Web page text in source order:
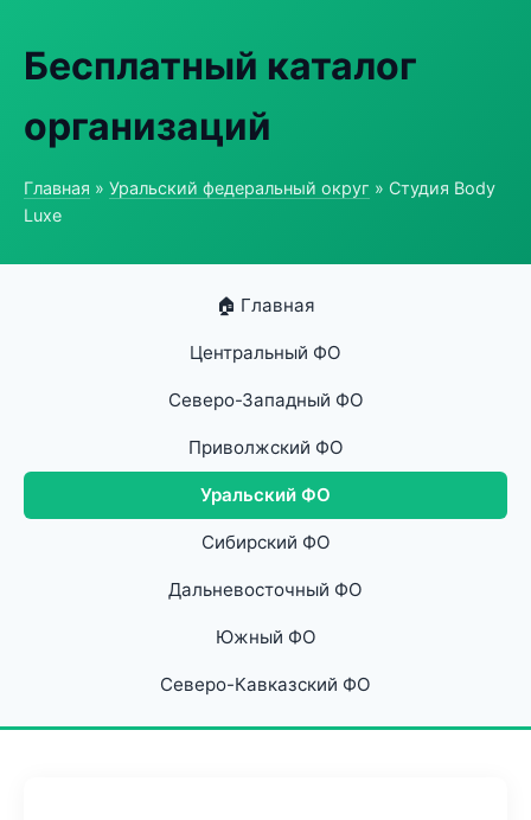
Бесплатный каталог
организаций
Главная » Уральский федеральный округ » Студия Body
Luxe
🏠 Главная
Центральный ФО
Северо-Западный ФО
Приволжский ФО
Уральский ФО
Сибирский ФО
Дальневосточный ФО
Южный ФО
Северо-Кавказский ФО